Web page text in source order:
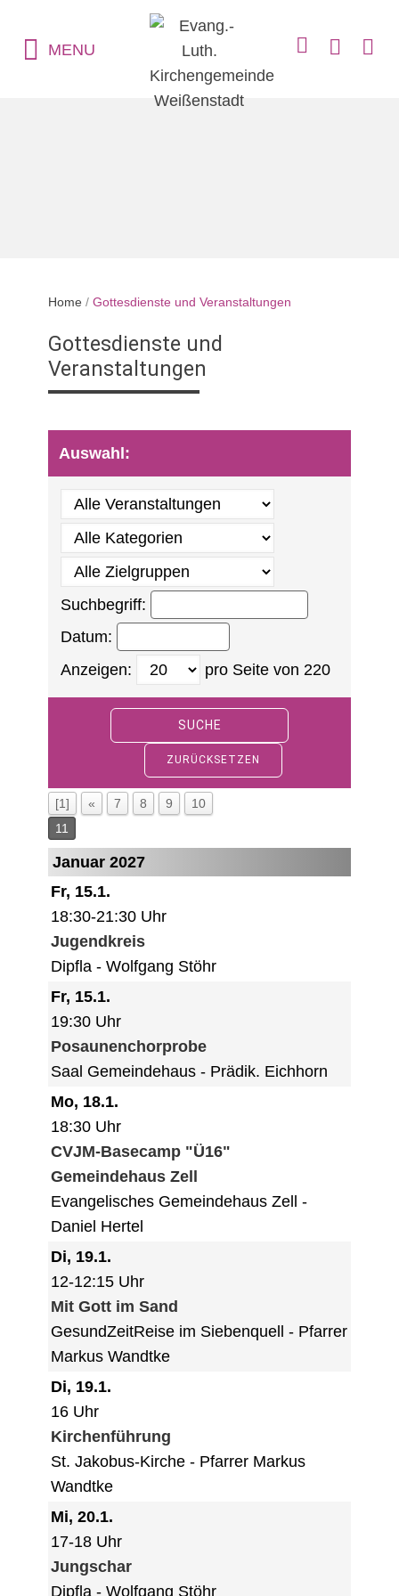
MENU
Home / Gottesdienste und Veranstaltungen
Gottesdienste und
Veranstaltungen
Auswahl:
Suchbegriff:
Datum:
Anzeigen:
pro Seite von 220
SUCHE
ZURÜCKSETZEN
[1] « 7 8 9
10
11
Januar 2027
Fr, 15.1.
18:30-21:30 Uhr
Jugendkreis
Dipfla
Wolfgang Stöhr
Fr, 15.1.
19:30 Uhr
Posaunenchorprobe
Saal Gemeindehaus
Prädik. Eichhorn
Mo, 18.1.
18:30 Uhr
CVJM-Basecamp "Ü16"
Gemeindehaus Zell
Evangelisches Gemeindehaus Zell
Daniel Hertel
Di, 19.1.
12-12:15 Uhr
Mit Gott im Sand
GesundZeitReise im Siebenquell
Pfarrer
Markus Wandtke
Di, 19.1.
16 Uhr
Kirchenführung
St. Jakobus-Kirche
Pfarrer Markus
Wandtke
Mi, 20.1.
17-18 Uhr
Jungschar
Dipfla
Wolfgang Stöhr